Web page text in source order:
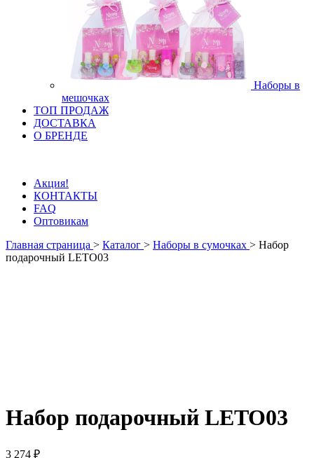
Наборы в
мешочках
ТОП ПРОДАЖ
ДОСТАВКА
О БРЕНДЕ
Акция!
КОНТАКТЫ
FAQ
Оптовикам
Главная страница > Каталог > Наборы в сумочках > Набор
подарочный LETO03
Набор подарочный LETO03
3 274 ₽